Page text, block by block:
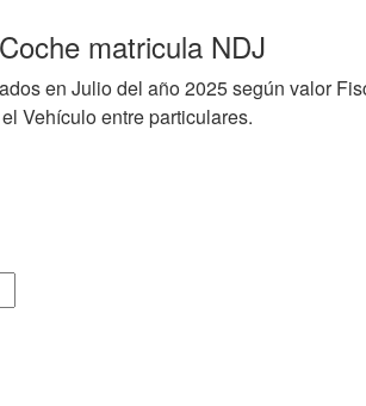
matricula NDJ
en Julio del año 2025 según valor
Vehículo entre particulares.